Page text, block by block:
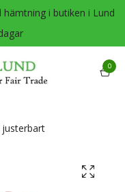
i butiken i Lund
0